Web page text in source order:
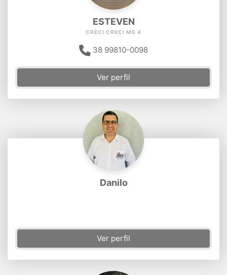
ESTEVEN
CRECI CRECI MG 4
38 99810-0098
Ver perfil
Danilo
Ver perfil